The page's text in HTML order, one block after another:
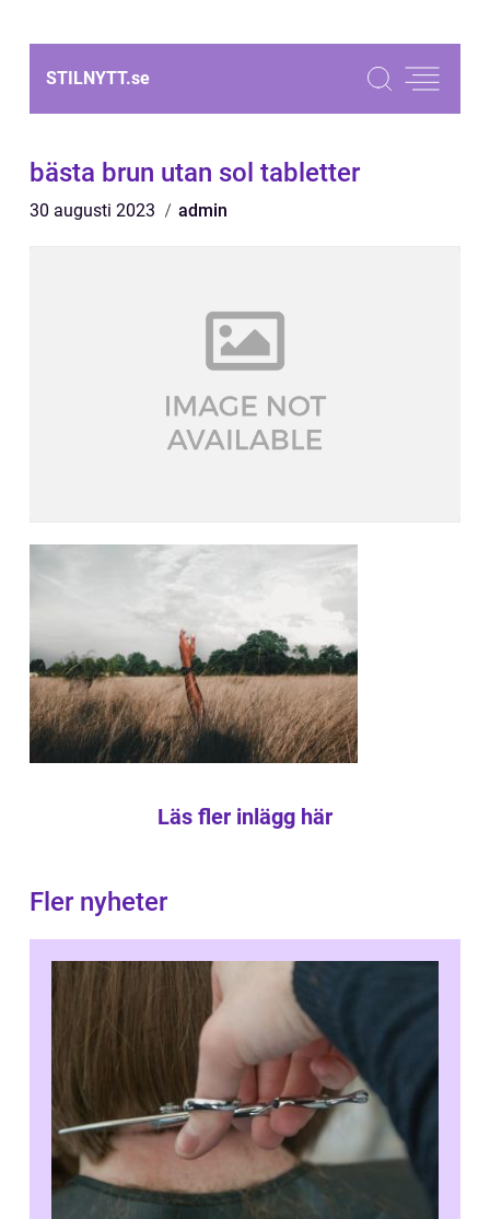
STILNYTT.se
bästa brun utan sol tabletter
30 augusti 2023 admin
Läs fler inlägg här
Fler nyheter